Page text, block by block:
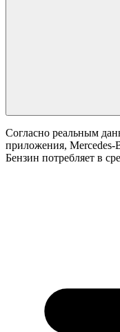
Согласно реальным
приложения, Mercedes-
Бензин потребляет в